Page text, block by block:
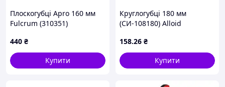
Плоскогубці Apro 160 мм
Fulcrum (310351)
440 ₴
Купити
Круглогубці 180 мм
(СИ-108180) Alloid
158.26 ₴
Купити